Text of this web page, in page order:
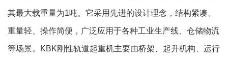
其最大载重量为1吨。它采用先进的设计理念，结构紧凑、
重量轻、操作简便，广泛应用于各种工业生产线、仓储物流
等场景。KBK刚性轨道起重机主要由桥架、起升机构、运行